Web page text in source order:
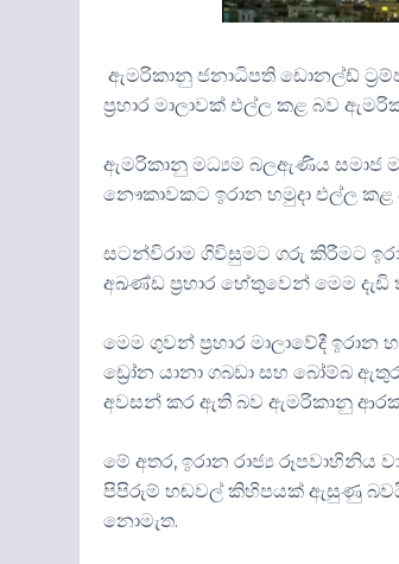
ඇමරිකානු ජනාධිපති ඩොනල්ඩ්
ප්‍රහාර මාලාවක් එල්ල කළ බව
ඇමරිකානු මධ්‍යම බලඇණිය සමාජ
නෞකාවකට ඉරාන හමුදා එල්ල කළ
සටන්විරාම ගිවිසුමට ගරු කිරීමට
අඛණ්ඩ ප්‍රහාර හේතුවෙන් මෙම
මෙම ගුවන් ප්‍රහාර මාලාවේදී
ඩ්‍රෝන යානා ගබඩා සහ බෝම්බ
අවසන් කර ඇති බව ඇමරිකානු
මේ අතර, ඉරාන රාජ්‍ය රූපවාහිනිය
පිපිරුම් හඬවල් කිහිපයක් ඇසුණු බවයි.
නොමැත.